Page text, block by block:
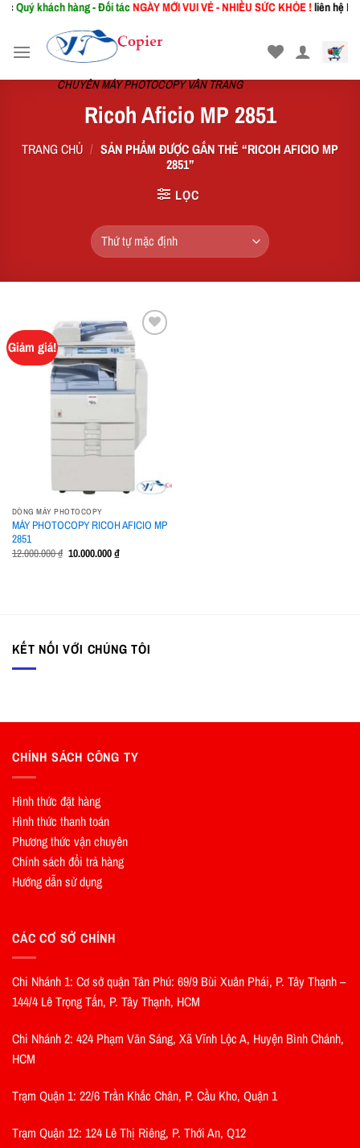
Skip
content
Quý khách hàng - Đối tácNGÀY MỚIVUI VẺ - NHIỀU SỨC KHỎE !liên hệ
CHUYÊN MÁY PHOTOCOPY VÂN TRANG
Ricoh Aficio MP 2851
TRANG CHỦ / SẢN PHẨM ĐƯỢC GẮN THẺ “RICOH AFICIO MP
2851”
LỌC
Giảm giá!
Add to
DÒNG MÁY PHOTOCOPY
MÁY PHOTOCOPY RICOH AFICIO MP
2851
12.000.000₫ Giá
10.000.000₫Giá
hiện
KẾT NỐI VỚI CHÚNG TÔI
CHÍNH SÁCH CÔNG TY
Hình thức đặt hàng
Hình thức thanh toán
Phương thức vận chuyên
Chính sách đổi trả hàng
Hướng dẫn sử dụng
CÁC CƠ SỞ CHÍNH
Chi Nhánh 1: Cơ sở quận Tân Phú: 69/9 Bùi Xuân Phái, P. Tây Thạnh –
144/4 Lê Trọng Tấn, P. Tây Thạnh, HCM
Chi Nhánh 2: 424 Phạm Văn Sáng, Xã Vĩnh Lộc A, Huyện Bình Chánh,
HCM
Trạm Quận 1: 22/6 Trần Khắc Chân, P. Cầu Kho, Quận 1
Trạm Quận 12: 124 Lê Thị Riêng, P. Thới An, Q12